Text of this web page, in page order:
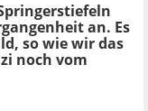
an. Es
so wie wir das
noch vom